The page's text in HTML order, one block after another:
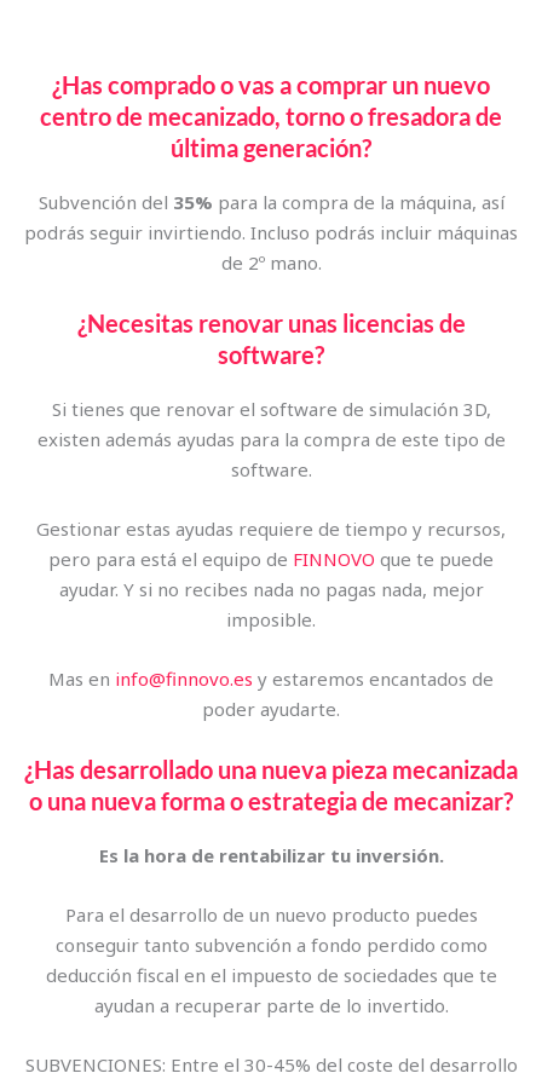
¿Has comprado o vas a comprar un nuevo
centro de mecanizado, torno o fresadora de
última generación?
Subvención del 35% para la compra de la máquina, así
podrás seguir invirtiendo. Incluso podrás incluir máquinas
de 2º mano.
¿Necesitas renovar unas licencias de
software?
Si tienes que renovar el software de simulación 3D,
existen además ayudas para la compra de este tipo de
software.
Gestionar estas ayudas requiere de tiempo y recursos,
pero para está el equipo de FINNOVO que te puede
ayudar. Y si no recibes nada no pagas nada, mejor
imposible.
Mas en info@finnovo.es y estaremos encantados de
poder ayudarte.
¿Has desarrollado una nueva pieza mecanizada
o una nueva forma o estrategia de mecanizar?
Es la hora de rentabilizar tu inversión.
Para el desarrollo de un nuevo producto puedes
conseguir tanto subvención a fondo perdido como
deducción fiscal en el impuesto de sociedades que te
ayudan a recuperar parte de lo invertido.
SUBVENCIONES: Entre el 30-45% del coste del desarrollo